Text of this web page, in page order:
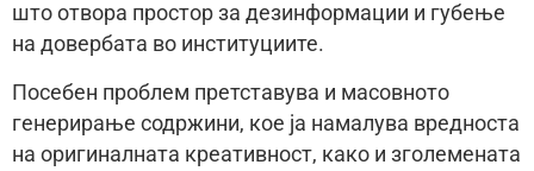
што отвора простор за дезинформации и губење
на довербата во институциите.
Посебен проблем претставува и масовното
генерирање содржини, кое ја намалува вредноста
на оригиналната креативност, како и зголемената